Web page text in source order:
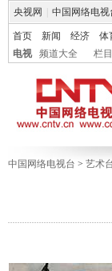
央视网 中国网络电视
首页 新闻 经济 体
电视
频道大全 栏
中国网络电视台 > 艺术